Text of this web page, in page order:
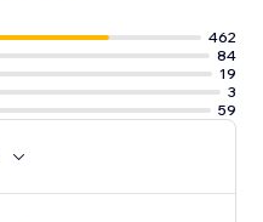
462
84
19
3
59